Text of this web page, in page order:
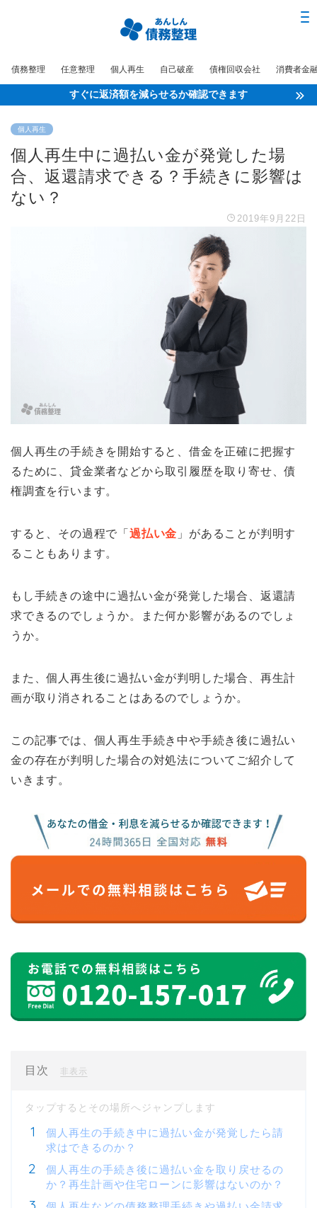
債務整理 任意整理 個人再生 自己破産 債権回収会社 消費者金
すぐに返済額を減らせるか確認できます
個人再生
個人再生中に過払い金が発覚した場
合、返還請求できる？手続きに影響は
ない？
2019年9月22日
個人再生の手続きを開始すると、借金を正確に把握す
るために、貸金業者などから取引履歴を取り寄せ、債
権調査を行います。
すると、その過程で「 過払い金 」があることが判明す
ることもあります。
もし手続きの途中に過払い金が発覚した場合、返還請
求できるのでしょうか。また何か影響があるのでしょ
うか。
また、個人再生後に過払い金が判明した場合、再生計
画が取り消されることはあるのでしょうか。
この記事では、個人再生手続き中や手続き後に過払い
金の存在が判明した場合の対処法についてご紹介して
いきます。
目次 非表示
個人再生の手続き中に過払い金が発覚したら請
求はできるのか？
個人再生の手続き後に過払い金を取り戻せるの
か？再生計画や住宅ローンに影響はないのか？